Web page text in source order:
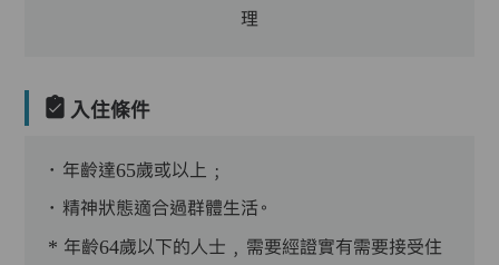
理
入住條件
．年齡達65歲或以上﹔
．精神狀態適合過群體生活。
* 年齡64歲以下的人士﹐需要經證實有需要接受住